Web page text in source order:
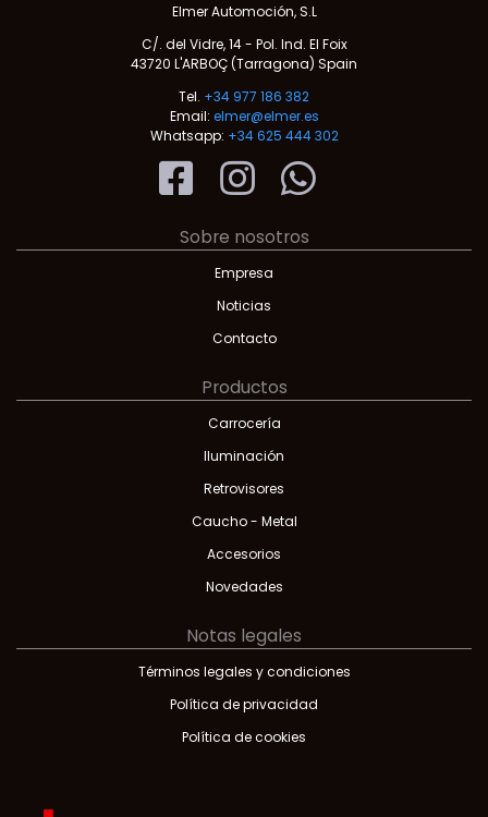
Elmer Automoción, S.L
C/. del Vidre, 14 - Pol. Ind. El Foix
43720 L'ARBOÇ (Tarragona) Spain
Tel. +34 977 186 382
Email: elmer@elmer.es
Whatsapp: +34 625 444 302
Sobre nosotros
Empresa
Noticias
Contacto
Productos
Carrocería
Iluminación
Retrovisores
Caucho - Metal
Accesorios
Novedades
Notas legales
Términos legales y condiciones
Política de privacidad
Política de cookies